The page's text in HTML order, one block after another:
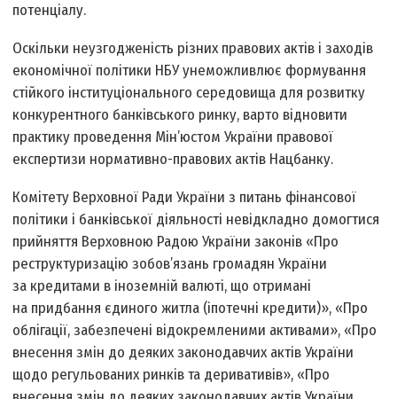
потенціалу.
Оскільки неузгодженість різних правових актів і заходів
економічної політики НБУ унеможливлює формування
стійкого інституціонального середовища для розвитку
конкурентного банківського ринку, варто відновити
практику проведення Мін’юстом України правової
експертизи нормативно-правових актів Нацбанку.
Комітету Верховної Ради України з питань фінансової
політики і банківської діяльності невідкладно домогтися
прийняття Верховною Радою України законів «Про
реструктуризацію зобов’язань громадян України
за кредитами в іноземній валюті, що отримані
на придбання єдиного житла (іпотечні кредити)», «Про
облігації, забезпечені відокремленими активами», «Про
внесення змін до деяких законодавчих актів України
щодо регульованих ринків та деривативів», «Про